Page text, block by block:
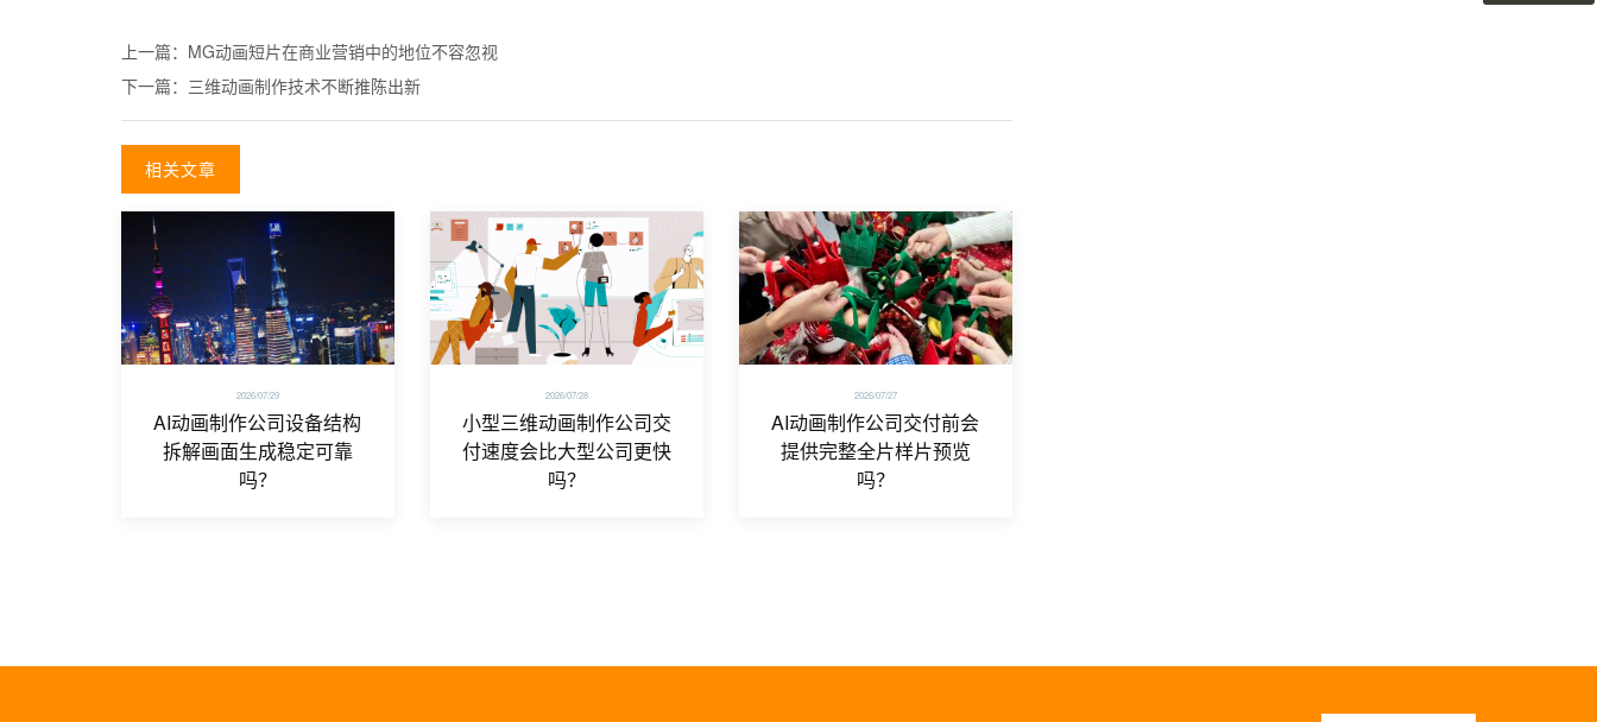
上一篇： MG动画短片在商业营销中的地位不容忽视
下一篇： 三维动画制作技术不断推陈出新
相关文章
2026/07/29
AI动画制作公司设备结构
拆解画面生成稳定可靠
吗？
2026/07/28
小型三维动画制作公司交
付速度会比大型公司更快
吗？
2026/07/27
AI动画制作公司交付前会
提供完整全片样片预览
吗？